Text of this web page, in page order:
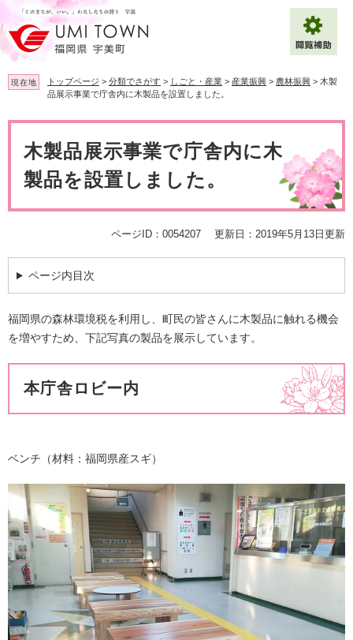
ー
ジ
の
先
頭
す
ニ
ュ
ー
を
飛
し
文字サイズ 標準 拡大
背景色変更 白 黒 青
Multilingual（English・中文・한글）
現在地 トップページ > 分類でさがす > しごと・産業 > 産業振興 > 農林振興 > 木製
品展示事業で庁舎内に木製品を設置しました。
木製品展示事業で庁舎内に木
製品を設置しました。
ページID：0054207 更新日：2019年5月13日更新
ページ内目次
福岡県の森林環境税を利用し、町民の皆さんに木製品に触れる機会
を増やすため、下記写真の製品を展示しています。
本庁舎ロビー内
ベンチ（材料：福岡県産スギ）